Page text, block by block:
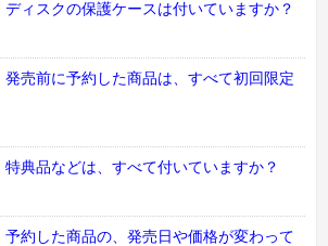
ディスクの保護ケースは付いていますか？
発売前に予約した商品は、すべて初回限定
特典品などは、すべて付いていますか？
予約した商品の、発売日や価格が変わって